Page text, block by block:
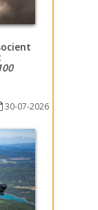
30-07-2026